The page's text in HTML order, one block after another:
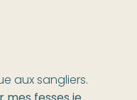
aux sangliers.